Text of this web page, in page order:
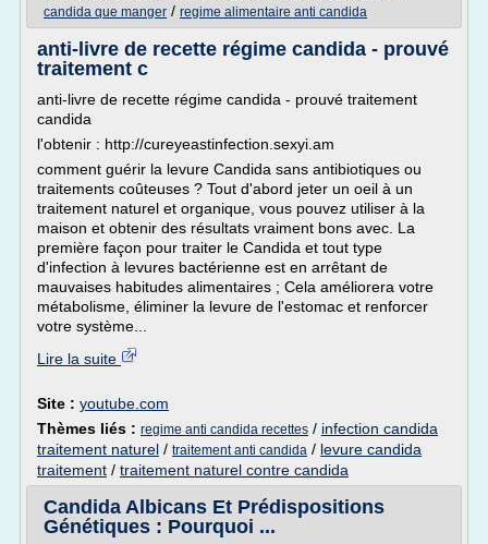
candida que manger / regime alimentaire anti candida
anti-livre de recette régime candida - prouvé
traitement c
anti-livre de recette régime candida - prouvé traitement
candida
l'obtenir : http://cureyeastinfection.sexyi.am
comment guérir la levure Candida sans antibiotiques ou
traitements coûteuses ? Tout d'abord jeter un oeil à un
traitement naturel et organique, vous pouvez utiliser à la
maison et obtenir des résultats vraiment bons avec. La
première façon pour traiter le Candida et tout type
d'infection à levures bactérienne est en arrêtant de
mauvaises habitudes alimentaires ; Cela améliorera votre
métabolisme, éliminer la levure de l'estomac et renforcer
votre système...
Lire la suite
Site : youtube.com
Thèmes liés : regime anti candida recettes / infection candida
traitement naturel / traitement anti candida / levure candida
traitement / traitement naturel contre candida
Candida Albicans Et Prédispositions
Génétiques : Pourquoi ...